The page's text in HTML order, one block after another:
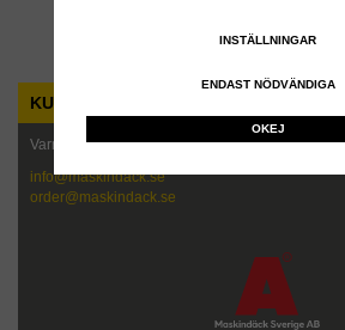
KUNDTJÄNST
Varmt välkommen att kontakta oss!
info@maskindack.se
order@maskindack.se
INSTÄLLNINGAR
ENDAST NÖDVÄNDIGA
OKEJ